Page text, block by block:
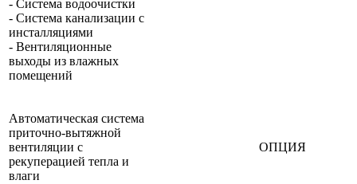
- Система водоочистки
- Система канализации с
инсталляциями
- Вентиляционные
выходы из влажных
помещений
Автоматическая система
приточно-вытяжной
вентиляции с
рекуперацией тепла и
влаги
ОПЦИЯ